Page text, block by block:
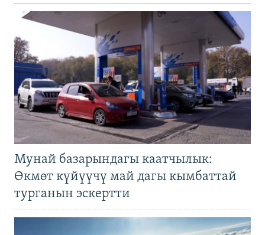
Мунай базарындагы каатчылык:
Өкмөт күйүүчү май дагы кымбаттай
турганын эскертти